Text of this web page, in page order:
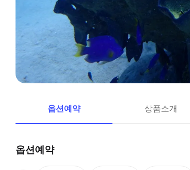
옵션예약 상품소개
옵션예약